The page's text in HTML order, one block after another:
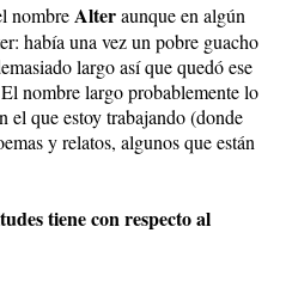
nombreAlteraunque en algún
había una vez un pobre guacho
largo así que quedó ese
nombre largo probablemente lo
el que estoy trabajando (donde
y relatos, algunos que están
tiene con respecto al